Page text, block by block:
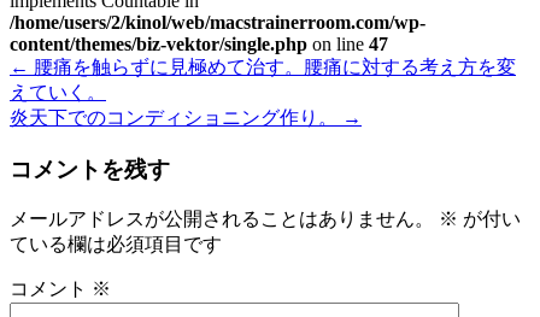
/home/users/2/kinol/web/macstrainerroom.com/wp-
content/themes/biz-vektor/single.php on line 47
← 腰痛を触らずに見極めて治す。腰痛に対する考え方を変
えていく。
炎天下でのコンディショニング作り。
→
コメントを残す
メールアドレスが公開されることはありません。 ※ が付い
ている欄は必須項目です
コメント ※